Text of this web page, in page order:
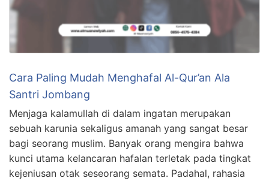
Cara Paling Mudah Menghafal Al-Qur’an Ala
Santri Jombang
Menjaga kalamullah di dalam ingatan merupakan
sebuah karunia sekaligus amanah yang sangat besar
bagi seorang muslim. Banyak orang mengira bahwa
kunci utama kelancaran hafalan terletak pada tingkat
kejeniusan otak seseorang semata. Padahal, rahasia